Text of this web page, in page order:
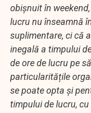
obișnuit în
lucru nu înseamnă
suplimentare, ci că
inegală a timpului
de ore de lucru pe
particularitățile
se poate opta și
timpului de lucru,